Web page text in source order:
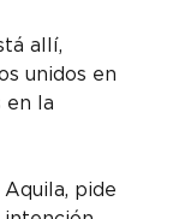
allí,
unidos en
en la
pide